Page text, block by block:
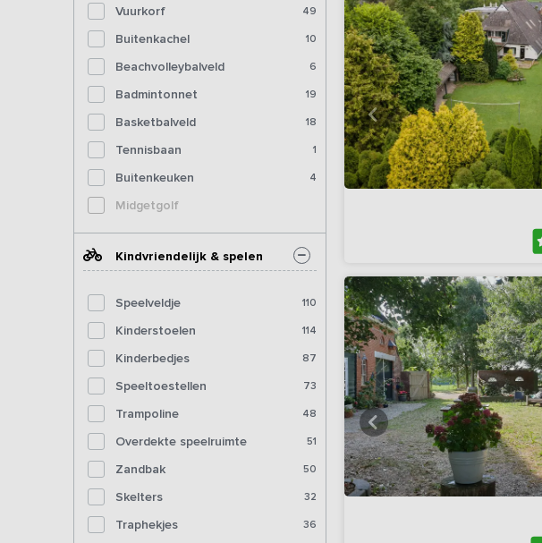
Vuurkorf 49
Buitenkachel 10
Beachvolleybalveld 6
Badmintonnet 19
Basketbalveld 18
Tennisbaan 1
Buitenkeuken 4
Midgetgolf
Kindvriendelijk & spelen
Speelveldje 110
Kinderstoelen 114
Kinderbedjes 87
Speeltoestellen 73
Trampoline 48
Overdekte speelruimte 51
Zandbak 50
Skelters 32
Traphekjes 36